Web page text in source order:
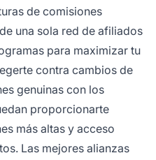
de comisiones
una sola red de afiliados
para maximizar tu
contra cambios de
genuinas con los
proporcionarte
más altas y acceso
Las mejores alianzas